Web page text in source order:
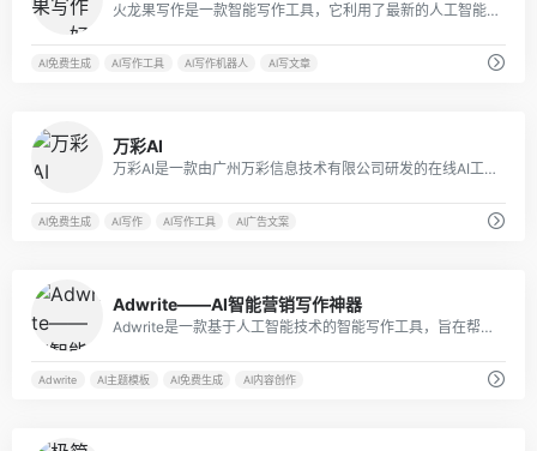
火龙果写作是一款智能写作工具，它利用了最新的人工智能技术，为写作提供了很多便利。它的AI功能主要包括智能改写、智能创作、智能搜索和智能推荐。
AI免费生成 AI写作工具 AI写作机器人 AI写文章
万彩AI
万彩AI是一款由广州万彩信息技术有限公司研发的在线AI工具，它的基于领先的AI深度合成技术，能够为用户生成更有价值的文字、图片和视频内容。
AI免费生成 AI写作 AI写作工具 AI广告文案
Adwrite——AI智能营销写作神器
Adwrite是一款基于人工智能技术的智能写作工具，旨在帮助用户撰写出吸引人的文案。它能够自动生成多种场景下的文案，从而大大减轻了写作的工作量。
Adwrite AI主题模板 AI免费生成 AI内容创作